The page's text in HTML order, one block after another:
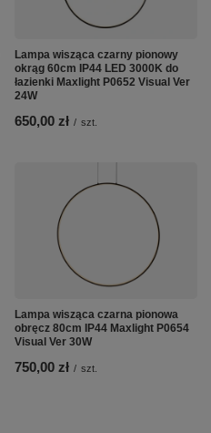
Lampa wisząca czarny pionowy
okrąg 60cm IP44 LED 3000K do
łazienki Maxlight P0652 Visual Ver
24W
650,00 zł / szt.
Lampa wisząca czarna pionowa
obręcz 80cm IP44 Maxlight P0654
Visual Ver 30W
750,00 zł / szt.